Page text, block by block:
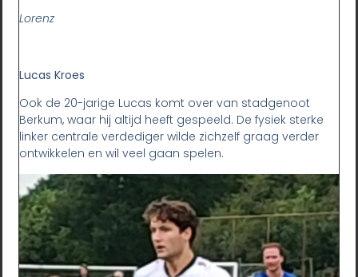
Lorenz
Lucas Kroes
Ook de 20-jarige Lucas komt over van stadgenoot
Berkum, waar hij altijd heeft gespeeld. De fysiek sterke
linker centrale verdediger wilde zichzelf graag verder
ontwikkelen en wil veel gaan spelen.